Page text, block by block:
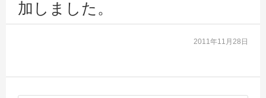
加しました。
2011年11月28日